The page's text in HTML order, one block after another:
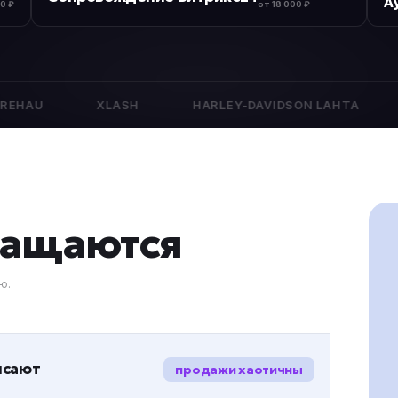
₽ от 18 000 ₽
XLASH HARLEY-DAVIDSON LAHTA ЭЛЛАРА
продажи хаотичны